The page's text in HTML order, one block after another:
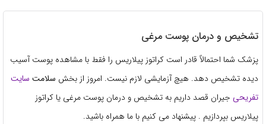
تشخیص و درمان پوست مرغی
پزشک شما احتمالاً قادر است کراتوز پیلاریس را فقط با مشاهده پوست آسیب
دیده تشخیص دهد. هیچ آزمایشی لازم نیست. امروز از بخش سلامت سایت
تفریحی جیران قصد داریم به تشخیص و درمان پوست مرغی یا کراتوز
پیلاریس بپردازیم . پیشنهاد می کنیم با ما همراه باشید.